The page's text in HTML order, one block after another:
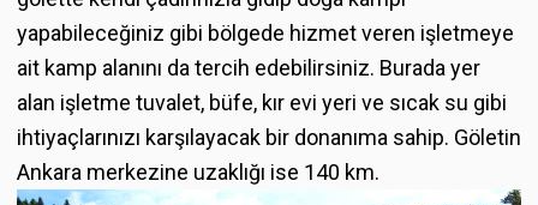
yapabileceğiniz gibi bölgede hizmet veren işletmeye
ait kamp alanını da tercih edebilirsiniz. Burada yer
alan işletme tuvalet, büfe, kır evi yeri ve sıcak su gibi
ihtiyaçlarınızı karşılayacak bir donanıma sahip. Göletin
Ankara merkezine uzaklığı ise 140 km.